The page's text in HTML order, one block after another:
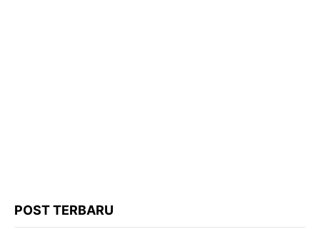
POST TERBARU